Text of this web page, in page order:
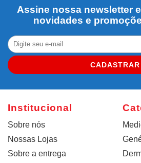
Assine nossa newsletter
novidades e
CADASTRAR
Institucional
Sobre nós
Nossas Lojas
Sobre a entrega